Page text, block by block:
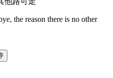
the reason there is no other